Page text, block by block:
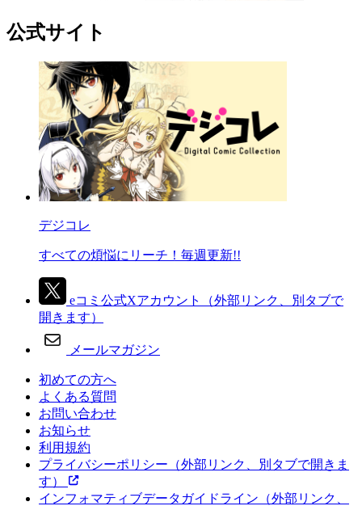
公式サイト
デジコレ
すべての煩悩にリーチ！毎週更新!!
eコミ公式Xアカウント
（外部リンク、別タブで
開きます）
メールマガジン
初めての方へ
よくある質問
お問い合わせ
お知らせ
利用規約
プライバシーポリシー （外部リンク、別タブで開きま
す）
インフォマティブデータガイドライン （外部リンク、